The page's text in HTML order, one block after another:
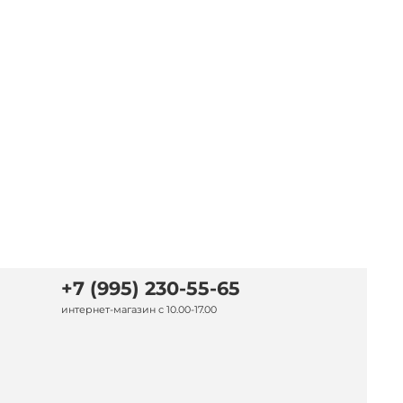
+7 (995) 230-55-65
интернет-магазин с 10.00-17.00